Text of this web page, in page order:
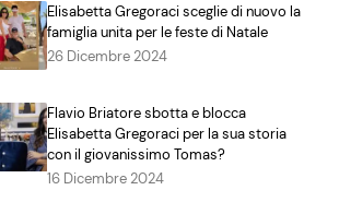
Elisabetta Gregoraci sceglie di nuovo la
famiglia unita per le feste di Natale
26 Dicembre 2024
Flavio Briatore sbotta e blocca
Elisabetta Gregoraci per la sua storia
con il giovanissimo Tomas?
16 Dicembre 2024